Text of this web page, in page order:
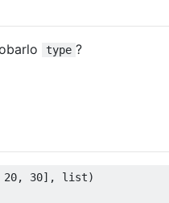
type ?
20, 30], list)